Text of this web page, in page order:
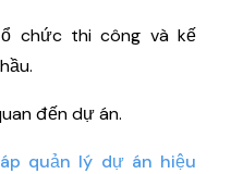
chức thi công và kế
đến dự án.
quản lý dự án hiệu